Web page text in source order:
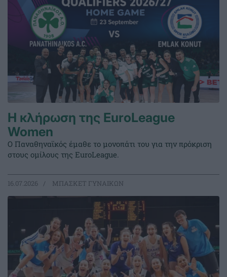
Η κλήρωση της EuroLeague
Women
Ο Παναθηναϊκός έμαθε το μονοπάτι του για την πρόκριση
στους ομίλους της EuroLeague.
16.07.2026 ΜΠΑΣΚΕΤ ΓΥΝΑΙΚΩΝ